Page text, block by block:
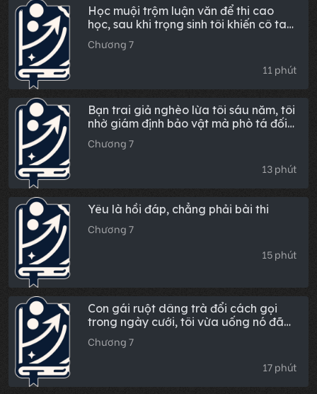
Học muội trộm luận văn để thi cao
học, sau khi trọng sinh tôi khiến cô ta
bẽ mặt ngay tại chỗ
Chương 7
11 phút
Bạn trai giả nghèo lừa tôi sáu năm, tôi
nhờ giám định bảo vật mà phò tá đối
thủ của anh ta
Chương 7
13 phút
Yêu là hồi đáp, chẳng phải bài thi
Chương 7
15 phút
Con gái ruột dâng trà đổi cách gọi
trong ngày cưới, tôi vừa uống nó đã
cuống lên
Chương 7
17 phút